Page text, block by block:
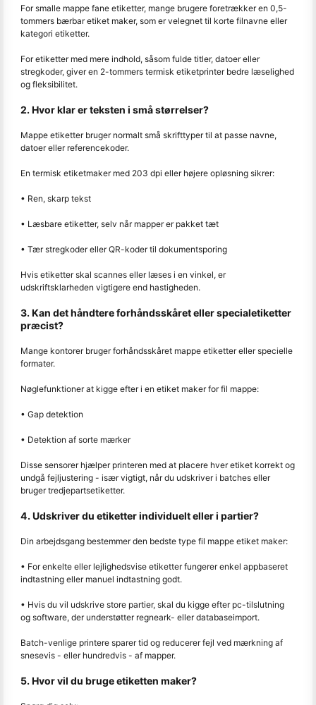
For smalle mappe fane etiketter, mange brugere foretrækker en 0,5-
tommers bærbar etiket maker, som er velegnet til korte filnavne eller
kategori etiketter.
For etiketter med mere indhold, såsom fulde titler, datoer eller
stregkoder, giver en 2-tommers termisk etiketprinter bedre læselighed
og fleksibilitet.
2. Hvor klar er teksten i små størrelser?
Mappe etiketter bruger normalt små skrifttyper til at passe navne,
datoer eller referencekoder.
En termisk etiketmaker med 203 dpi eller højere opløsning sikrer:
• Ren, skarp tekst
• Læsbare etiketter, selv når mapper er pakket tæt
• Tær stregkoder eller QR-koder til dokumentsporing
Hvis etiketter skal scannes eller læses i en vinkel, er
udskriftsklarheden vigtigere end hastigheden.
3. Kan det håndtere forhåndsskåret eller specialetiketter
præcist?
Mange kontorer bruger forhåndsskåret mappe etiketter eller specielle
formater.
Nøglefunktioner at kigge efter i en etiket maker for fil mappe:
• Gap detektion
• Detektion af sorte mærker
Disse sensorer hjælper printeren med at placere hver etiket korrekt og
undgå fejljustering - især vigtigt, når du udskriver i batches eller
bruger tredjepartsetiketter.
4. Udskriver du etiketter individuelt eller i partier?
Din arbejdsgang bestemmer den bedste type fil mappe etiket maker:
• For enkelte eller lejlighedsvise etiketter fungerer enkel appbaseret
indtastning eller manuel indtastning godt.
• Hvis du vil udskrive store partier, skal du kigge efter pc-tilslutning
og software, der understøtter regneark- eller databaseimport.
Batch-venlige printere sparer tid og reducerer fejl ved mærkning af
snesevis - eller hundredvis - af mapper.
5. Hvor vil du bruge etiketten maker?